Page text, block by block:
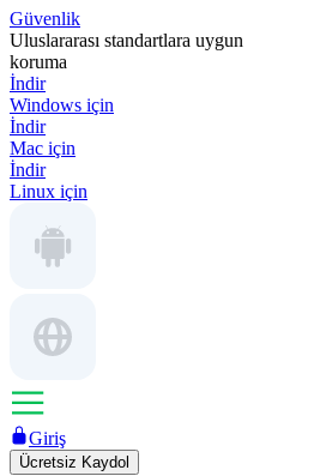
Güvenlik
Uluslararası standartlara uygun
koruma
İndir
Windows için
İndir
Mac için
İndir
Linux için
Giriş
Ücretsiz Kaydol